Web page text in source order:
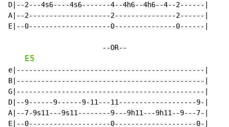
D|--2---4s6----4s6-------4--4h6--4h6--4--2------|
A|--2--------------------2---------------2------|
E|--0--------------------0---------------0------|
                       --OR--
E5
e|----------------------------------------------|
B|----------------------------------------------|
G|----------------------------------------------|
D|--9------9------9-11---11-------------------9-|
A|--7-9s11---9s11--------9---9h11---9h11--9---7-|
E|--0--------------------0--------------------0-|